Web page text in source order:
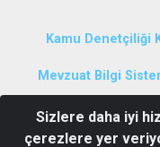
Kamu Denetçiliği
Mevzuat Bilgi
Özal Mahallesi Sağlık
Sizlere daha iyi
çerezlere yer